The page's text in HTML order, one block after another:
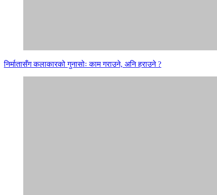
निर्मातासँग कलाकारको गुनासोः काम गराउने, अनि हराउने ?